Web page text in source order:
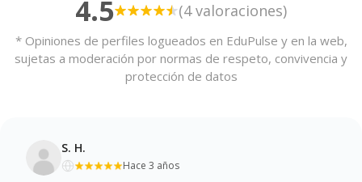
4.5 (4 valoraciones)
* Opiniones de perfiles logueados en EduPulse y en la web,
sujetas a moderación por normas de respeto, convivencia y
protección de datos
S. H.
Hace 3 años